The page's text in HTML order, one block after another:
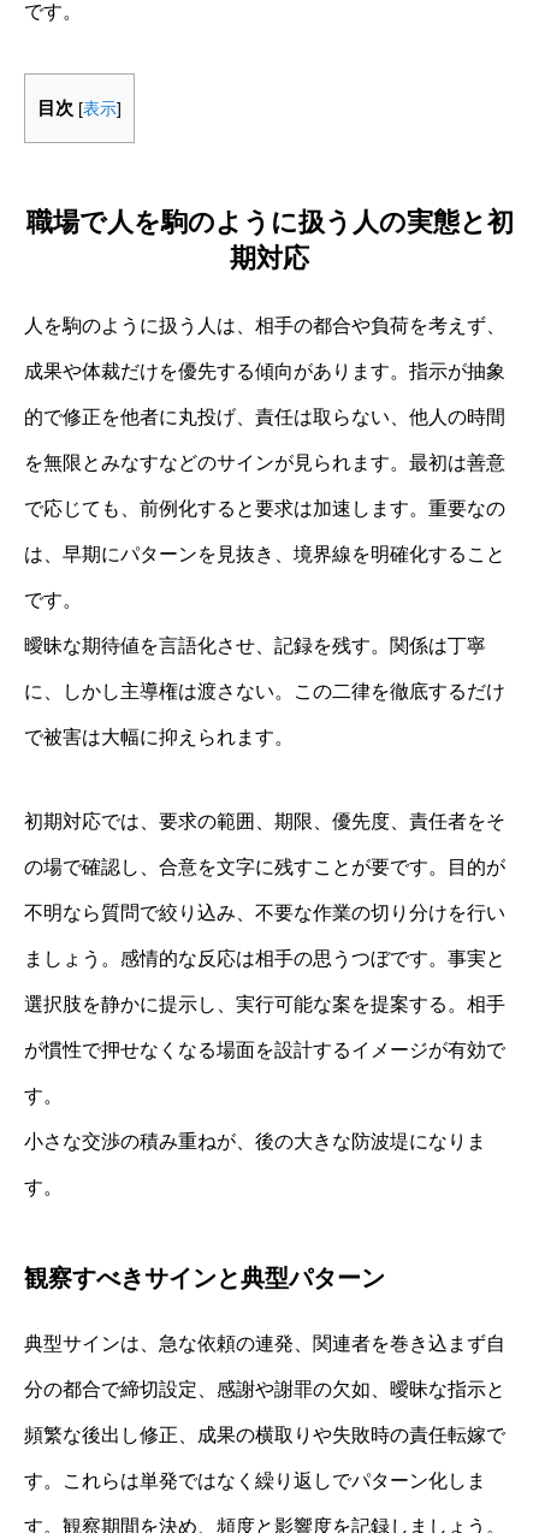
です。
目次 [表示]
職場で人を駒のように扱う人の実態と初
期対応
人を駒のように扱う人は、相手の都合や負荷を考えず、
成果や体裁だけを優先する傾向があります。指示が抽象
的で修正を他者に丸投げ、責任は取らない、他人の時間
を無限とみなすなどのサインが見られます。最初は善意
で応じても、前例化すると要求は加速します。重要なの
は、早期にパターンを見抜き、境界線を明確化すること
です。
曖昧な期待値を言語化させ、記録を残す。関係は丁寧
に、しかし主導権は渡さない。この二律を徹底するだけ
で被害は大幅に抑えられます。
初期対応では、要求の範囲、期限、優先度、責任者をそ
の場で確認し、合意を文字に残すことが要です。目的が
不明なら質問で絞り込み、不要な作業の切り分けを行い
ましょう。感情的な反応は相手の思うつぼです。事実と
選択肢を静かに提示し、実行可能な案を提案する。相手
が慣性で押せなくなる場面を設計するイメージが有効で
す。
小さな交渉の積み重ねが、後の大きな防波堤になりま
す。
観察すべきサインと典型パターン
典型サインは、急な依頼の連発、関連者を巻き込まず自
分の都合で締切設定、感謝や謝罪の欠如、曖昧な指示と
頻繁な後出し修正、成果の横取りや失敗時の責任転嫁で
す。これらは単発ではなく繰り返しでパターン化しま
す。観察期間を決め、頻度と影響度を記録しましょう。